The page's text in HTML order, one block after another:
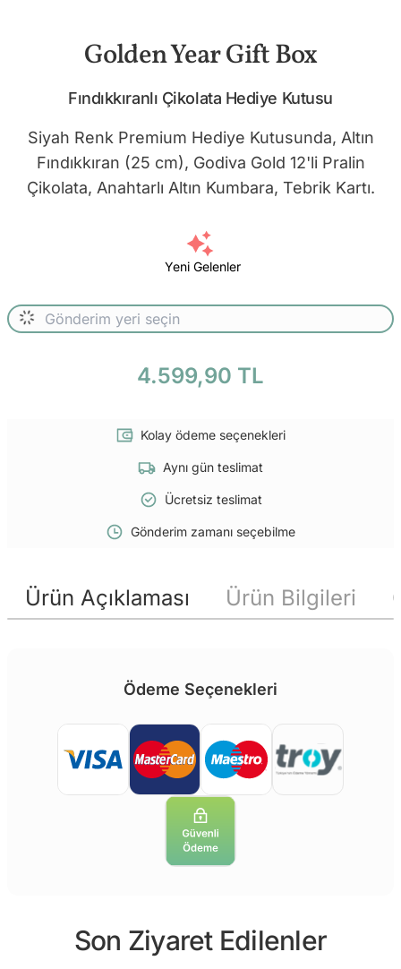
Golden Year Gift Box
Fındıkkıranlı Çikolata Hediye Kutusu
Siyah Renk Premium Hediye Kutusunda, Altın
Fındıkkıran (25 cm), Godiva Gold 12'li Pralin
Çikolata, Anahtarlı Altın Kumbara, Tebrik Kartı.
Yeni Gelenler
4.599,90 TL
Kolay ödeme seçenekleri
Aynı gün teslimat
Ücretsiz teslimat
Gönderim zamanı seçebilme
Ürün Açıklaması Ürün Bilgileri
Ödeme Seçenekleri
Son Ziyaret Edilenler